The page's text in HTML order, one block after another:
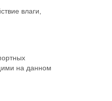
влаги,
на данном